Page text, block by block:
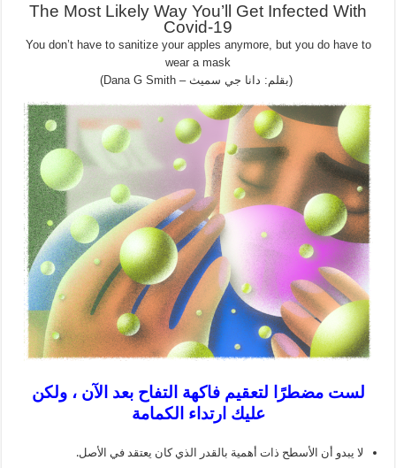
The Most Likely Way You’ll Get Infected With
Covid-19
You don’t have to sanitize your apples anymore, but you do have to
wear a mask
(بقلم: دانا جي سميث – Dana G Smith)
لست مضطرًا لتعقيم فاكهة التفاح بعد الآن ، ولكن
عليك ارتداء الكمامة
لا يبدو أن الأسطح ذات أهمية بالقدر الذي كان يعتقد في الأصل.